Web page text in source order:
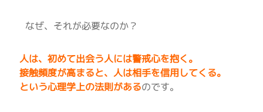
なぜ、それが必要なのか？
人は、初めて出会う人には警戒心を抱く。
接触頻度が高まると、人は相手を信用してくる。
という心理学上の法則があるのです。